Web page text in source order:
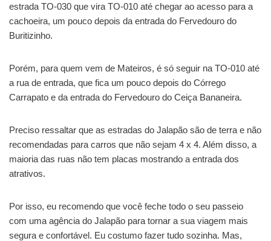
estrada TO-030 que vira TO-010 até chegar ao acesso para a
cachoeira, um pouco depois da entrada do Fervedouro do
Buritizinho.
Porém, para quem vem de Mateiros, é só seguir na TO-010 até
a rua de entrada, que fica um pouco depois do Córrego
Carrapato e da entrada do Fervedouro do Ceiça Bananeira.
Preciso ressaltar que as estradas do Jalapão são de terra e não
recomendadas para carros que não sejam 4 x 4. Além disso, a
maioria das ruas não tem placas mostrando a entrada dos
atrativos.
Por isso, eu recomendo que você feche todo o seu passeio
com uma agência do Jalapão para tornar a sua viagem mais
segura e confortável. Eu costumo fazer tudo sozinha. Mas,